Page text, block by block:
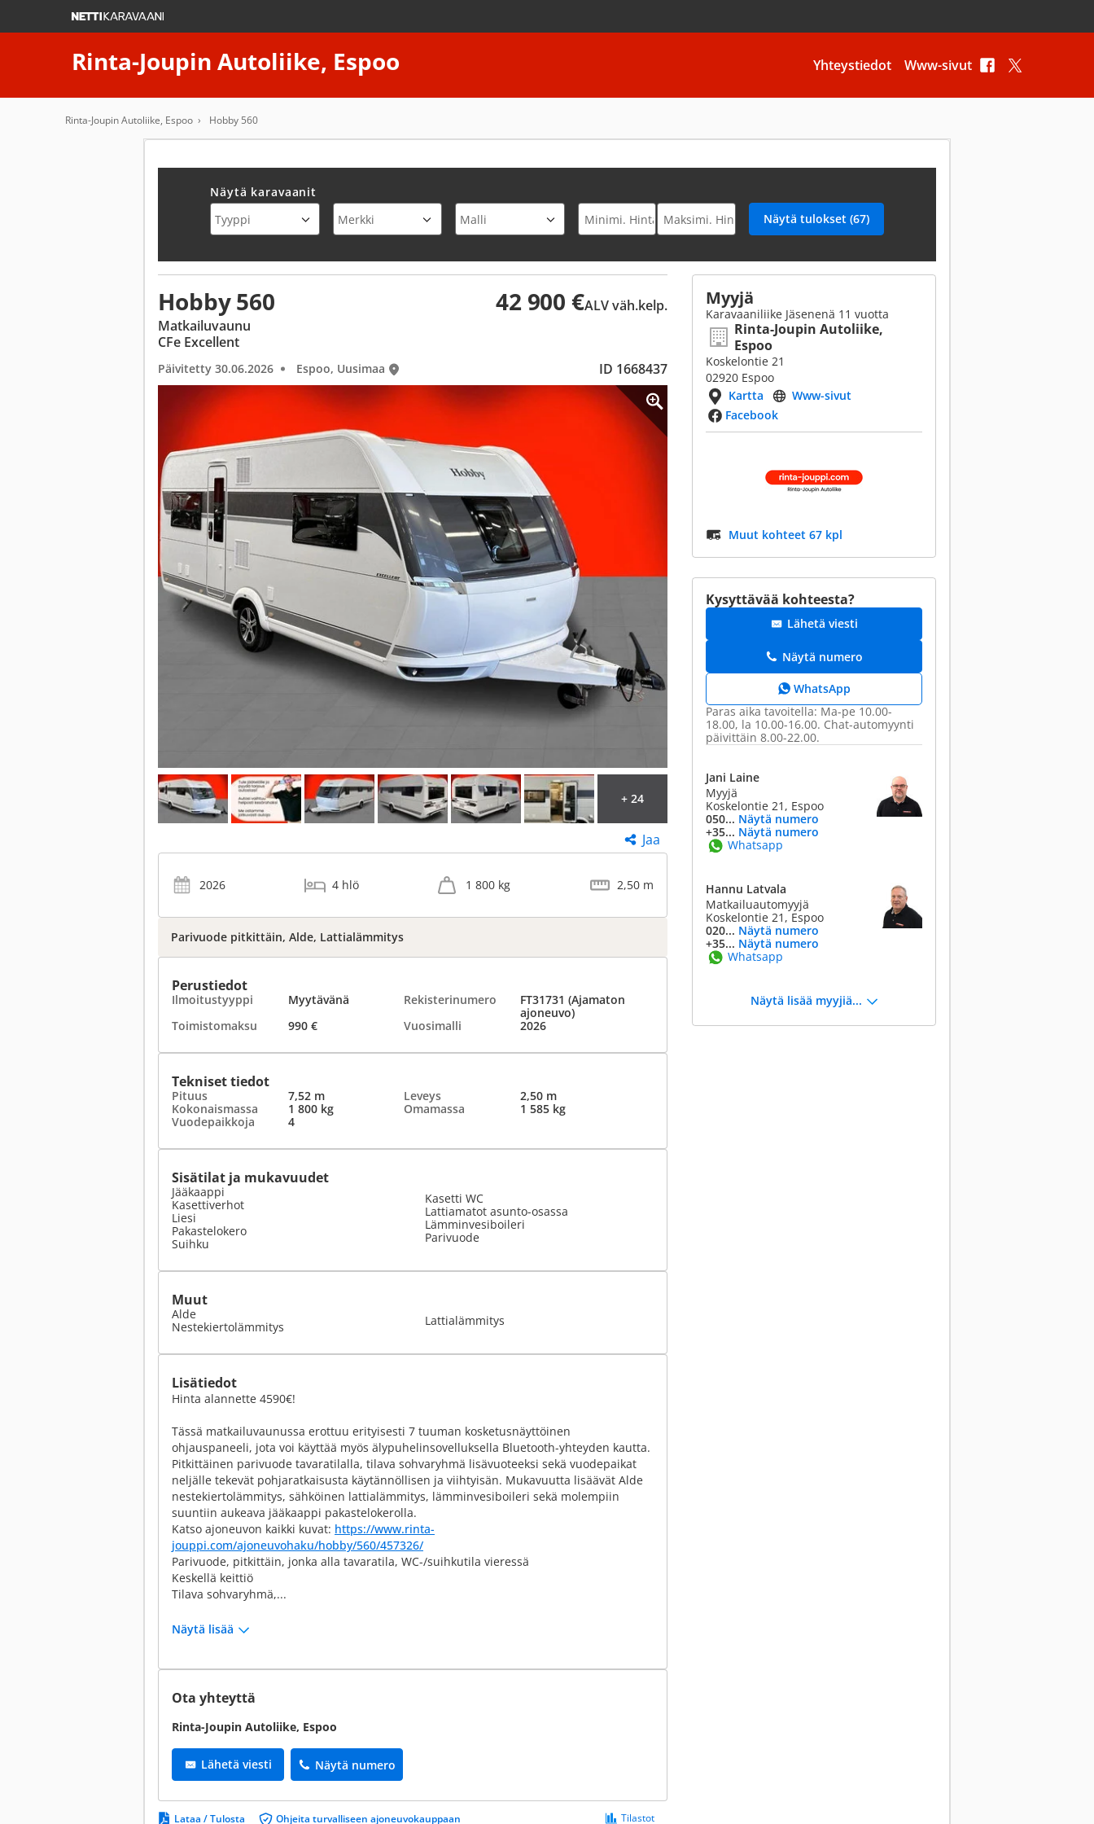
Rinta-Joupin Autoliike, Espoo Yhteystiedot Www-sivut
Rinta-Joupin Autoliike, Espoo Hobby 560
Näytä karavaanit
Tyyppi Merkki Malli
Hobby 560 42 900 €ALV väh.kelp.
Matkailuvaunu
CFe Excellent
Päivitetty 30.06.2026 Espoo, Uusimaa ID 1668437
+ 24
Jaa
2026 4 hlö 1 800 kg 2,50 m
Parivuode pitkittäin, Alde, Lattialämmitys
Perustiedot
Ilmoitustyyppi Myytävänä Rekisterinumero
FT31731 (Ajamaton
ajoneuvo)
Toimistomaksu
990 € Vuosimalli 2026
Tekniset tiedot
Pituus 7,52 m Leveys
2,50 m
Kokonaismassa
1 800 kg Omamassa
1 585 kg
Vuodepaikkoja
4
Sisätilat ja mukavuudet
Jääkaappi
Kasettiverhot
Liesi
Pakastelokero
Suihku
Kasetti WC
Lattiamatot asunto-osassa
Lämminvesiboileri
Parivuode
Muut
Alde
Nestekiertolämmitys
Lattialämmitys
Lisätiedot
Hinta alannette 4590€!
Tässä matkailuvaunussa erottuu erityisesti 7 tuuman kosketusnäyttöinen
ohjauspaneeli, jota voi käyttää myös älypuhelinsovelluksella Bluetooth-yhteyden kautta.
Pitkittäinen parivuode tavaratilalla, tilava sohvaryhmä lisävuoteeksi sekä vuodepaikat
neljälle tekevät pohjaratkaisusta käytännöllisen ja viihtyisän. Mukavuutta lisäävät Alde
nestekiertolämmitys, sähköinen lattialämmitys, lämminvesiboileri sekä molempiin
suuntiin aukeava jääkaappi pakastelokerolla.
Katso ajoneuvon kaikki kuvat: https://www.rinta-
jouppi.com/ajoneuvohaku/hobby/560/457326/
Parivuode, pitkittäin, jonka alla tavaratila, WC-/suihkutila vieressä
Keskellä keittiö
Tilava sohvaryhmä,...
Näytä lisää
Ota yhteyttä
Rinta-Joupin Autoliike, Espoo
Lähetä viesti Näytä numero
Lataa / Tulosta Ohjeita turvalliseen ajoneuvokauppaan Tilastot
Myyjä
Karavaaniliike Jäsenenä 11 vuotta
Rinta-Joupin Autoliike,
Espoo
Koskelontie 21
02920 Espoo
Kartta
Www-sivut
Facebook
Muut kohteet 67 kpl
Kysyttävää kohteesta?
Lähetä viesti
Näytä numero
WhatsApp
Paras aika tavoitella: Ma-pe 10.00-
18.00, la 10.00-16.00. Chat-automyynti
päivittäin 8.00-22.00.
Jani Laine
Myyjä
Koskelontie 21, Espoo
050... Näytä numero
+35... Näytä numero
Whatsapp
Hannu Latvala
Matkailuautomyyjä
Koskelontie 21, Espoo
020... Näytä numero
+35... Näytä numero
Whatsapp
Näytä lisää myyjiä...